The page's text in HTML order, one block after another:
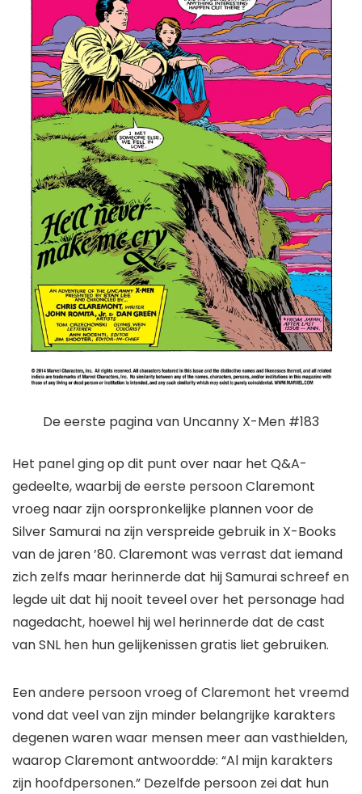
De eerste pagina van Uncanny X-Men #183
Het panel ging op dit punt over naar het Q&A-
gedeelte, waarbij de eerste persoon Claremont
vroeg naar zijn oorspronkelijke plannen voor de
Silver Samurai na zijn verspreide gebruik in X-Books
van de jaren ’80. Claremont was verrast dat iemand
zich zelfs maar herinnerde dat hij Samurai schreef en
legde uit dat hij nooit teveel over het personage had
nagedacht, hoewel hij wel herinnerde dat de cast
van SNL hen hun gelijkenissen gratis liet gebruiken.
Een andere persoon vroeg of Claremont het vreemd
vond dat veel van zijn minder belangrijke karakters
degenen waren waar mensen meer aan vasthielden,
waarop Claremont antwoordde: “Al mijn karakters
zijn hoofdpersonen.” Dezelfde persoon zei dat hun